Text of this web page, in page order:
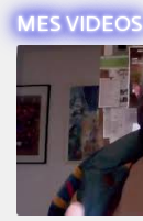
MES VIDEOS